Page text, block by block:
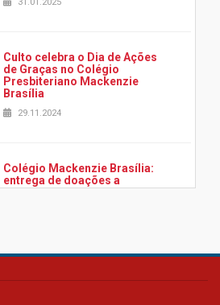
Culto celebra o Dia de Ações
de Graças no Colégio
Presbiteriano Mackenzie
Brasília
29.11.2024
Colégio Mackenzie Brasília:
entrega de doações a
associação Viver da Cidade
Colégio Presbiteriano